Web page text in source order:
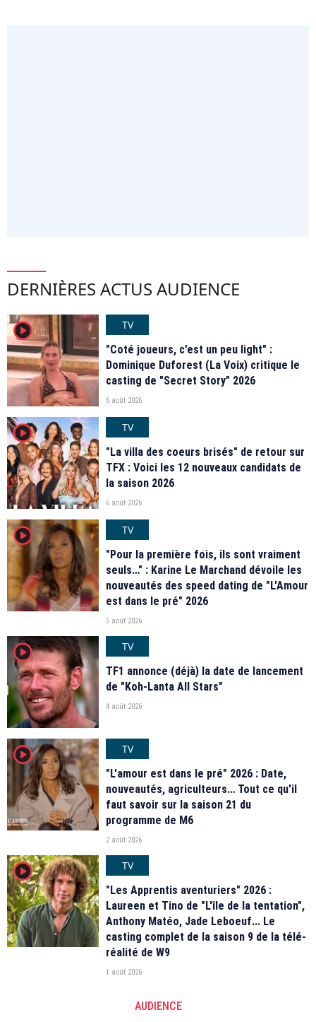
DERNIÈRES ACTUS AUDIENCE
player2
TV
"Coté joueurs, c’est un peu light" :
Dominique Duforest (La Voix) critique le
casting de "Secret Story" 2026
6 août 2026
player2
TV
"La villa des coeurs brisés" de retour sur
TFX : Voici les 12 nouveaux candidats de
la saison 2026
6 août 2026
player2
TV
"Pour la première fois, ils sont vraiment
seuls…" : Karine Le Marchand dévoile les
nouveautés des speed dating de "L'Amour
est dans le pré" 2026
5 août 2026
player2
TV
TF1 annonce (déjà) la date de lancement
de "Koh-Lanta All Stars"
4 août 2026
player2
TV
"L'amour est dans le pré" 2026 : Date,
nouveautés, agriculteurs… Tout ce qu'il
faut savoir sur la saison 21 du
programme de M6
2 août 2026
player2
TV
"Les Apprentis aventuriers" 2026 :
Laureen et Tino de "L'île de la tentation",
Anthony Matéo, Jade Leboeuf... Le
casting complet de la saison 9 de la télé-
réalité de W9
1 août 2026
AUDIENCE